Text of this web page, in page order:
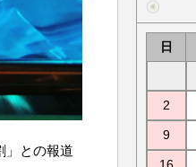
」との報道
日
2
9